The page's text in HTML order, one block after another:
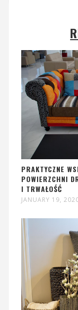
PRAKTYCZNE
POWIERZCHNI
I TRWAŁOŚĆ
JANUARY 19,